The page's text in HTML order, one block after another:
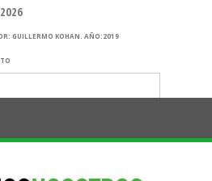
GUILLERMO KOHAN. AÑO:2019